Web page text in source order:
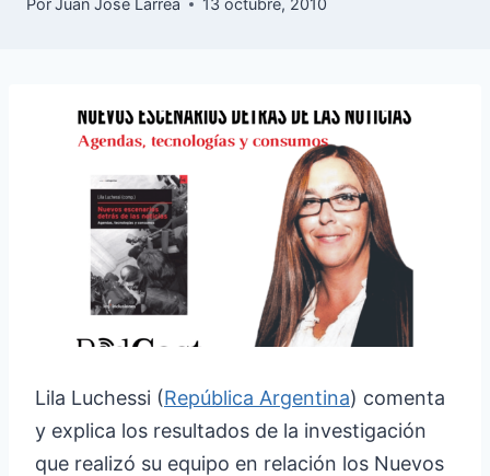
Lila Luchessi (República Argentina) comenta
y explica los resultados de la investigación
que realizó su equipo en relación los Nuevos